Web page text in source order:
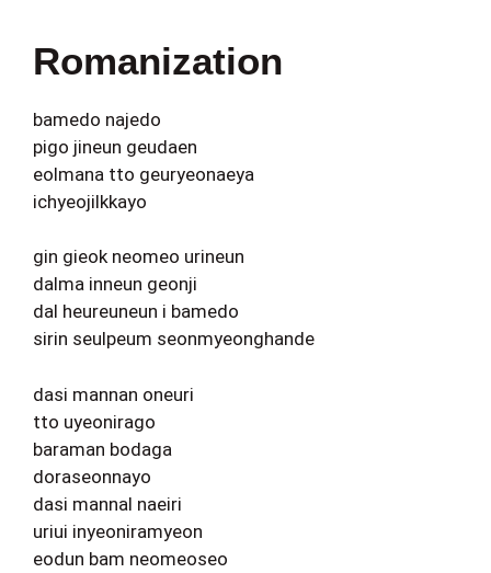
Romanization
bamedo najedo
pigo jineun geudaen
eolmana tto geuryeonaeya
ichyeojilkkayo
gin gieok neomeo urineun
dalma inneun geonji
dal heureuneun i bamedo
sirin seulpeum seonmyeonghande
dasi mannan oneuri
tto uyeonirago
baraman bodaga
doraseonnayo
dasi mannal naeiri
uriui inyeoniramyeon
eodun bam neomeoseo